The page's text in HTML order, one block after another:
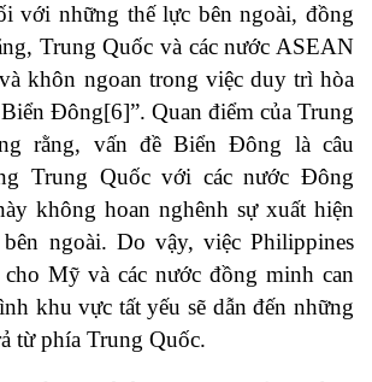
với những thế lực bên ngoài, đồng
Trung Quốc và các nước ASEAN
khôn ngoan trong việc duy trì hòa
Đông[6]”. Quan điểm của Trung
rằng, vấn đề Biển Đông là câu
Trung Quốc với các nước Đông
không hoan nghênh sự xuất hiện
ngoài. Do vậy, việc Philippines
cho Mỹ và các nước đồng minh can
khu vực tất yếu sẽ dẫn đến những
từ phía Trung Quốc.